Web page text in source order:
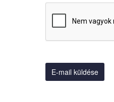
E-mail küldése